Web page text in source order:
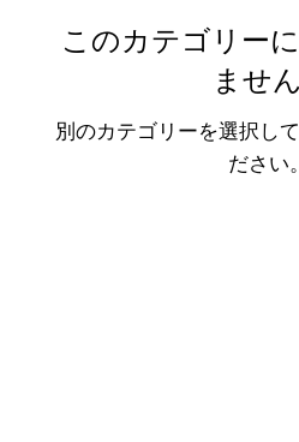
このカテゴリー
ませ
別のカテゴリーを選択し
ださい。